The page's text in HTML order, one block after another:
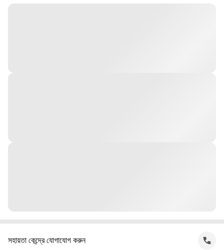
সহায়তা কেন্দ্রে যোগাযোগ করুন